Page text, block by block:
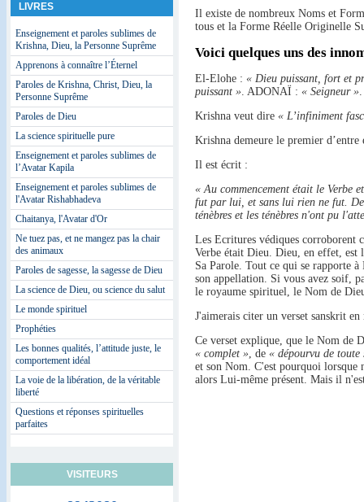
Il existe de nombreux Noms et
tous et la Forme Réelle Originelle
Voici quelques uns des
El-Elohe : « Dieu puissant, fort et
puissant » . ADONAÏ : « Seigneur »
Krishna veut dire « L’infiniment
Krishna demeure le premier
Il est écrit :
« Au commencement était le Verbe
fut par lui, et sans lui rien ne fut.
ténèbres et les ténèbres n'ont pu
Les Ecritures védiques corroborent
Verbe était Dieu. Dieu, en effet, est
Sa Parole. Tout ce qui se rapporte
son appellation. Si vous avez soif,
le royaume spirituel, le Nom de
J'aimerais citer un verset sanskrit
Ce verset explique, que le Nom de
« complet » , de « dépourvu de
et son Nom. C'est pourquoi
alors Lui-même présent. Mais il
LIVRES
Enseignement et paroles sublimes de
Krishna, Dieu, la Personne Suprême
Apprenons à connaître l’Éternel
Paroles de Krishna, Christ, Dieu, la
Personne Suprême
Paroles de Dieu
La science spirituelle pure
Enseignement et paroles sublimes de
l’Avatar Kapila
Enseignement et paroles sublimes de
l'Avatar Rishabhadeva
Chaitanya, l'Avatar d'Or
Ne tuez pas, et ne mangez pas la chair
des animaux
Paroles de sagesse, la sagesse de Dieu
La science de Dieu, ou science du salut
Le monde spirituel
Prophéties
Les bonnes qualités, l’attitude juste, le
comportement idéal
La voie de la libération, de la véritable
liberté
Questions et réponses spirituelles
parfaites
VISITEURS